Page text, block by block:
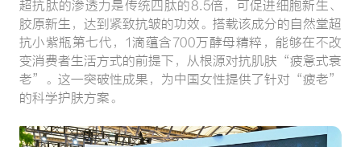
超抗肽的渗透力是传统四肽的8.5倍，可促进细胞新生、
胶原新生，达到紧致抗皱的功效。搭载该成分的自然堂超
抗小紫瓶第七代，1滴蕴含700万酵母精粹，能够在不改
变消费者生活方式的前提下，从根源对抗肌肤“疲惫式衰
老”。这一突破性成果，为中国女性提供了针对“疲老”
的科学护肤方案。